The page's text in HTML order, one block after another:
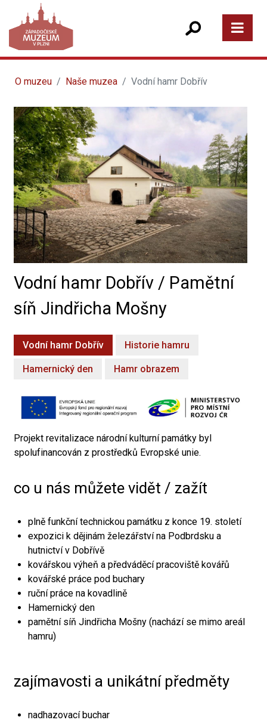
O muzeu Naše muzea Vodní hamr Dobřív
Vodní hamr Dobřív / Pamětní
síň Jindřicha Mošny
Vodní hamr Dobřív Historie hamru
Hamernický den Hamr obrazem
Projekt revitalizace národní kulturní památky byl
spolufinancován z prostředků Evropské unie.
co u nás můžete vidět / zažít
plně funkční technickou památku z konce 19. století
expozici k dějinám železářství na Podbrdsku a
hutnictví v Dobřívě
kovářskou výheň a předváděcí pracoviště kovářů
kovářské práce pod buchary
ruční práce na kovadlině
Hamernický den
pamětní síň Jindřicha Mošny (nachází se mimo areál
hamru)
zajímavosti a unikátní předměty
nadhazovací buchar